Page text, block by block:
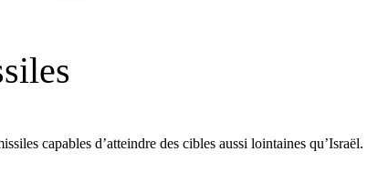
capables d’atteindre des cibles aussi lointaines qu’Israël.